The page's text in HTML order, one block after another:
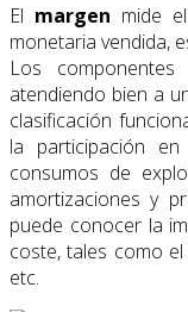
El margen mide
monetaria vendida,
Los
atendiendo bien a
clasificación
la participación
consumos de
amortizaciones y
puede conocer la
coste, tales como
etc.